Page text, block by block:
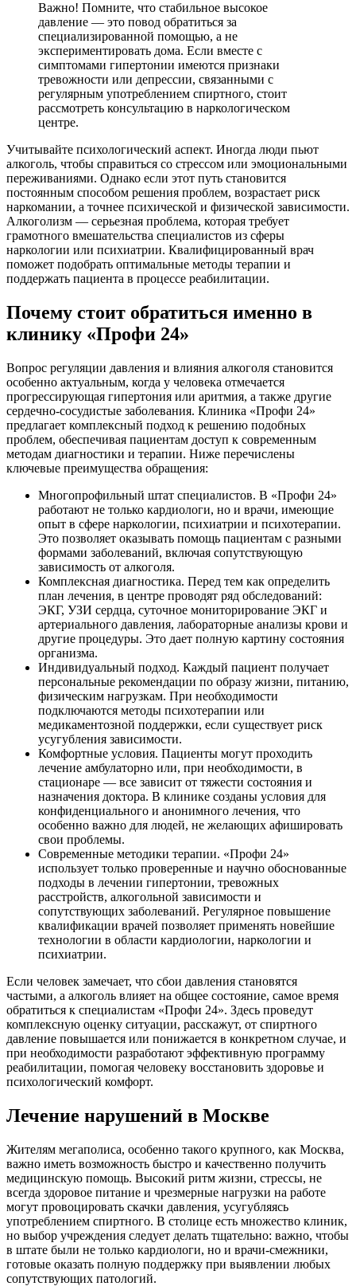
Важно! Помните, что стабильное высокое
давление — это повод обратиться за
специализированной помощью, а не
экспериментировать дома. Если вместе с
симптомами гипертонии имеются признаки
тревожности или депрессии, связанными с
регулярным употреблением спиртного, стоит
рассмотреть консультацию в наркологическом
центре.
Учитывайте психологический аспект. Иногда люди пьют
алкоголь, чтобы справиться со стрессом или эмоциональными
переживаниями. Однако если этот путь становится
постоянным способом решения проблем, возрастает риск
наркомании, а точнее психической и физической зависимости.
Алкоголизм — серьезная проблема, которая требует
грамотного вмешательства специалистов из сферы
наркологии или психиатрии. Квалифицированный врач
поможет подобрать оптимальные методы терапии и
поддержать пациента в процессе реабилитации.
Почему стоит обратиться именно в
клинику «Профи 24»
Вопрос регуляции давления и влияния алкоголя становится
особенно актуальным, когда у человека отмечается
прогрессирующая гипертония или аритмия, а также другие
сердечно-сосудистые заболевания. Клиника «Профи 24»
предлагает комплексный подход к решению подобных
проблем, обеспечивая пациентам доступ к современным
методам диагностики и терапии. Ниже перечислены
ключевые преимущества обращения:
Многопрофильный штат специалистов. В «Профи 24»
работают не только кардиологи, но и врачи, имеющие
опыт в сфере наркологии, психиатрии и психотерапии.
Это позволяет оказывать помощь пациентам с разными
формами заболеваний, включая сопутствующую
зависимость от алкоголя.
Комплексная диагностика. Перед тем как определить
план лечения, в центре проводят ряд обследований:
ЭКГ, УЗИ сердца, суточное мониторирование ЭКГ и
артериального давления, лабораторные анализы крови и
другие процедуры. Это дает полную картину состояния
организма.
Индивидуальный подход. Каждый пациент получает
персональные рекомендации по образу жизни, питанию,
физическим нагрузкам. При необходимости
подключаются методы психотерапии или
медикаментозной поддержки, если существует риск
усугубления зависимости.
Комфортные условия. Пациенты могут проходить
лечение амбулаторно или, при необходимости, в
стационаре — все зависит от тяжести состояния и
назначения доктора. В клинике созданы условия для
конфиденциального и анонимного лечения, что
особенно важно для людей, не желающих афишировать
свои проблемы.
Современные методики терапии. «Профи 24»
использует только проверенные и научно обоснованные
подходы в лечении гипертонии, тревожных
расстройств, алкогольной зависимости и
сопутствующих заболеваний. Регулярное повышение
квалификации врачей позволяет применять новейшие
технологии в области кардиологии, наркологии и
психиатрии.
Если человек замечает, что сбои давления становятся
частыми, а алкоголь влияет на общее состояние, самое время
обратиться к специалистам «Профи 24». Здесь проведут
комплексную оценку ситуации, расскажут, от спиртного
давление повышается или понижается в конкретном случае, и
при необходимости разработают эффективную программу
реабилитации, помогая человеку восстановить здоровье и
психологический комфорт.
Лечение нарушений в Москве
Жителям мегаполиса, особенно такого крупного, как Москва,
важно иметь возможность быстро и качественно получить
медицинскую помощь. Высокий ритм жизни, стрессы, не
всегда здоровое питание и чрезмерные нагрузки на работе
могут провоцировать скачки давления, усугубляясь
употреблением спиртного. В столице есть множество клиник,
но выбор учреждения следует делать тщательно: важно, чтобы
в штате были не только кардиологи, но и врачи-смежники,
готовые оказать полную поддержку при выявлении любых
сопутствующих патологий.